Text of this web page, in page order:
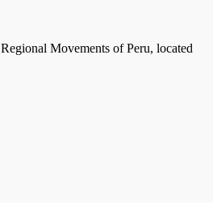
Movements of Peru, located